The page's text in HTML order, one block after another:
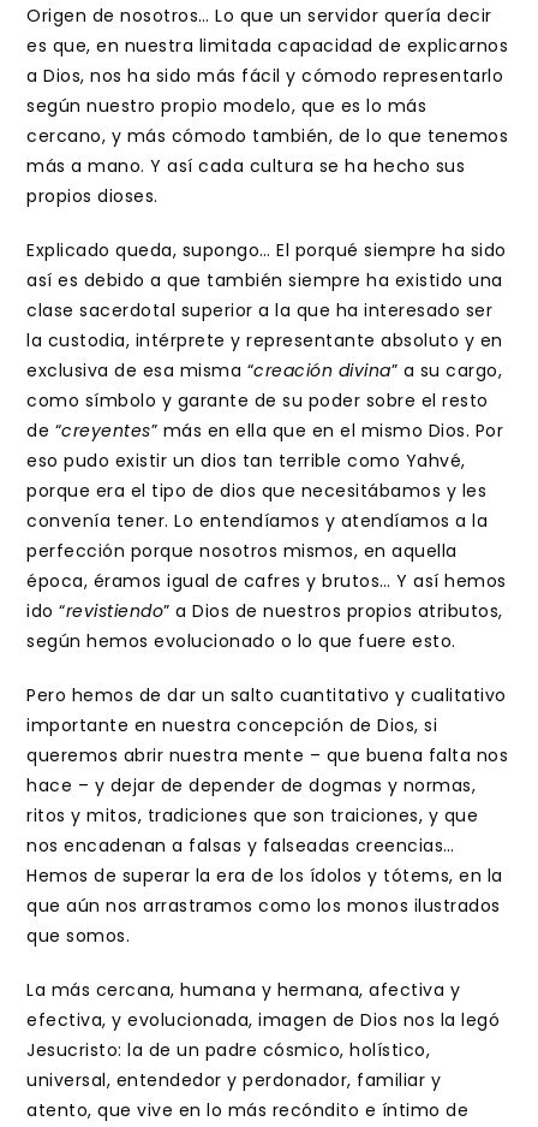
Origen de nosotros… Lo que un servidor quería decir
es que, en nuestra limitada capacidad de explicarnos
a Dios, nos ha sido más fácil y cómodo representarlo
según nuestro propio modelo, que es lo más
cercano, y más cómodo también, de lo que tenemos
más a mano. Y así cada cultura se ha hecho sus
propios dioses.
Explicado queda, supongo… El porqué siempre ha sido
así es debido a que también siempre ha existido una
clase sacerdotal superior a la que ha interesado ser
la custodia, intérprete y representante absoluto y en
exclusiva de esa misma “creación divina” a su cargo,
como símbolo y garante de su poder sobre el resto
de “creyentes” más en ella que en el mismo Dios. Por
eso pudo existir un dios tan terrible como Yahvé,
porque era el tipo de dios que necesitábamos y les
convenía tener. Lo entendíamos y atendíamos a la
perfección porque nosotros mismos, en aquella
época, éramos igual de cafres y brutos… Y así hemos
ido “revistiendo” a Dios de nuestros propios atributos,
según hemos evolucionado o lo que fuere esto.
Pero hemos de dar un salto cuantitativo y cualitativo
importante en nuestra concepción de Dios, si
queremos abrir nuestra mente – que buena falta nos
hace – y dejar de depender de dogmas y normas,
ritos y mitos, tradiciones que son traiciones, y que
nos encadenan a falsas y falseadas creencias…
Hemos de superar la era de los ídolos y tótems, en la
que aún nos arrastramos como los monos ilustrados
que somos.
La más cercana, humana y hermana, afectiva y
efectiva, y evolucionada, imagen de Dios nos la legó
Jesucristo: la de un padre cósmico, holístico,
universal, entendedor y perdonador, familiar y
atento, que vive en lo más recóndito e íntimo de